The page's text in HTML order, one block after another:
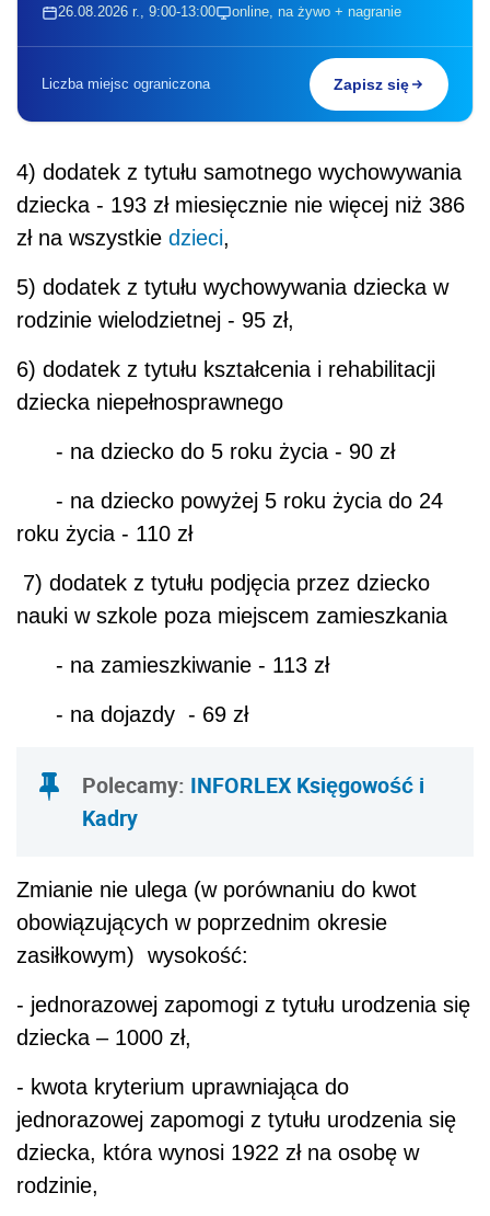
26.08.2026 r., 9:00-13:00 online, na żywo + nagranie
Liczba miejsc ograniczona Zapisz się
4) dodatek z tytułu samotnego wychowywania
dziecka - 193 zł miesięcznie nie więcej niż 386
zł na wszystkie dzieci,
5) dodatek z tytułu wychowywania dziecka w
rodzinie wielodzietnej - 95 zł,
6) dodatek z tytułu kształcenia i rehabilitacji
dziecka niepełnosprawnego
- na dziecko do 5 roku życia - 90 zł
- na dziecko powyżej 5 roku życia do 24
roku życia - 110 zł
7) dodatek z tytułu podjęcia przez dziecko
nauki w szkole poza miejscem zamieszkania
- na zamieszkiwanie - 113 zł
- na dojazdy - 69 zł
Polecamy: INFORLEX Księgowość i
Kadry
Zmianie nie ulega (w porównaniu do kwot
obowiązujących w poprzednim okresie
zasiłkowym) wysokość:
- jednorazowej zapomogi z tytułu urodzenia się
dziecka – 1000 zł,
- kwota kryterium uprawniająca do
jednorazowej zapomogi z tytułu urodzenia się
dziecka, która wynosi 1922 zł na osobę w
rodzinie,